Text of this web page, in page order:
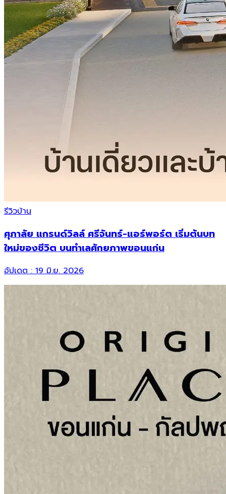
รีวิวบ้าน
ศุภาลัย แกรนด์วิลล์ ศรีจันทร์-แอร์พอร์ต เริ่มต้นบท
ใหม่ของชีวิต บนทำเลศักยภาพขอนแก่น
อัปเดต :19 มิ.ย. 2026